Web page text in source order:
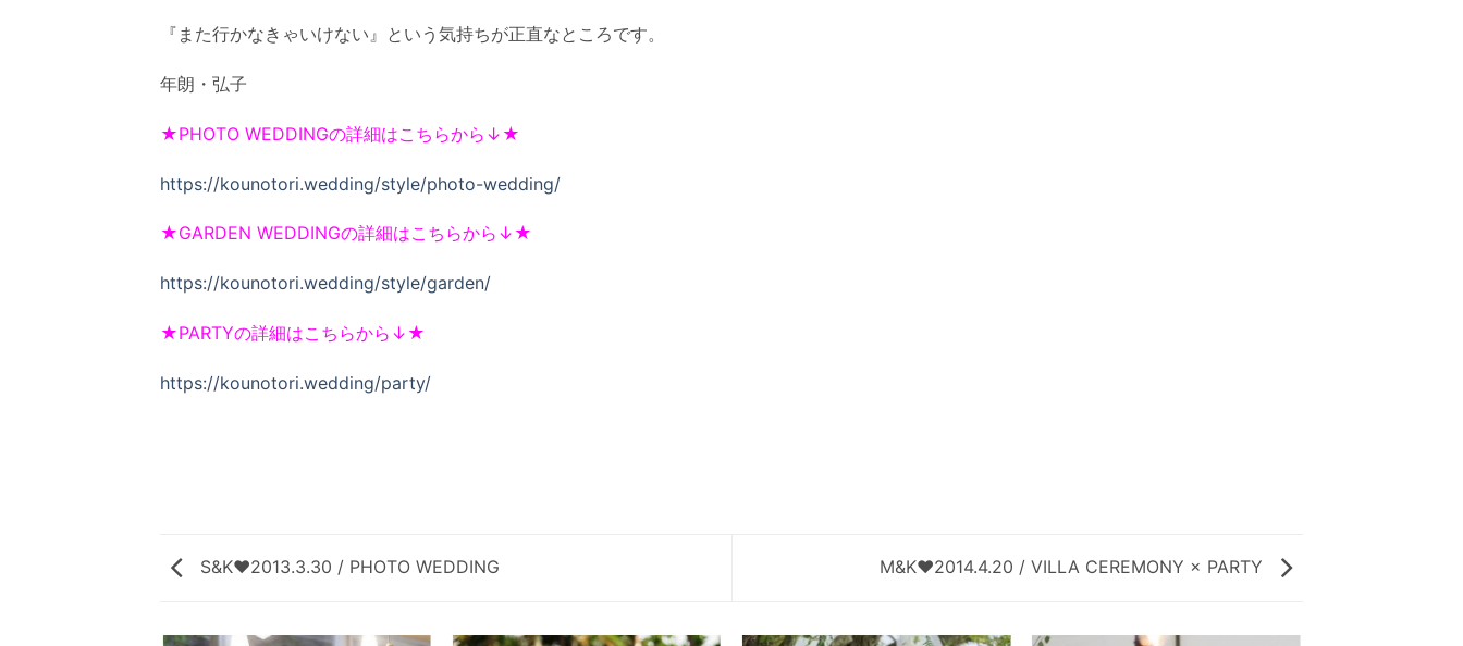
『また行かなきゃいけない』という気持ちが正直なところです。
年朗・弘子
★PHOTO WEDDINGの詳細はこちらから↓★
https://kounotori.wedding/style/photo-wedding/
★GARDEN WEDDINGの詳細はこちらから↓★
https://kounotori.wedding/style/garden/
★PARTYの詳細はこちらから↓★
https://kounotori.wedding/party/
S&K♥2013.3.30 / PHOTO WEDDING M&K♥2014.4.20 / VILLA CEREMONY × PARTY